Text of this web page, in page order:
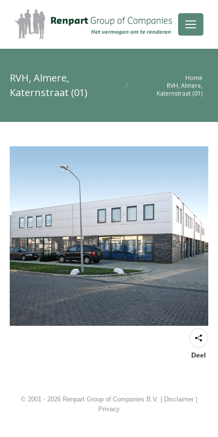
RVH, Almere,
Katernstraat (01)
Home
RVH, Almere,
Katernstraat (01)
Deel
© 2001 - 2026 Renpart Group of Companies B.V. | Disclaimer
Privacy